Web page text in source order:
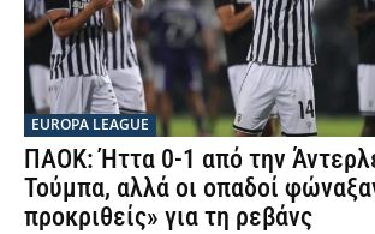
EUROPA LEAGUE
ΠΑΟΚ: Ήττα 0-1 από την
Τούμπα, αλλά οι οπαδοί
προκριθείς» για τη ρεβάνς